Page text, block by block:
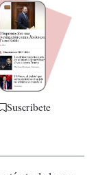
Suscríbete